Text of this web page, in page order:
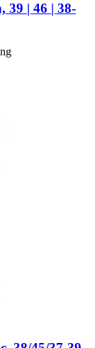
39 | 46 | 38-​